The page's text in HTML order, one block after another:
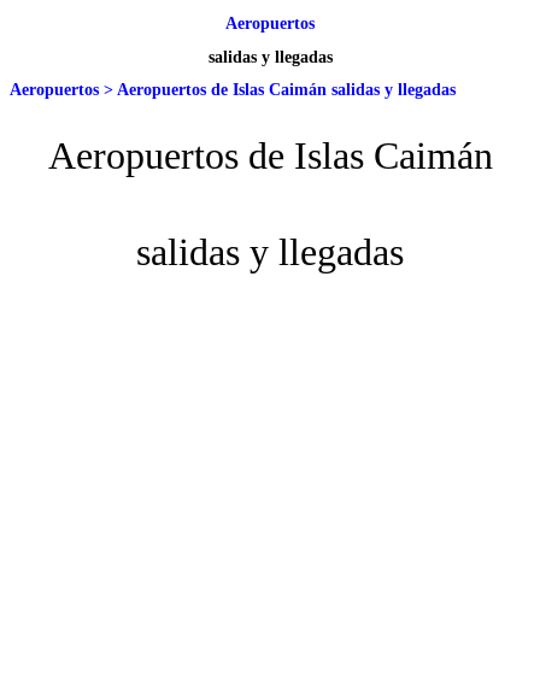
Aeropuertos
salidas y llegadas
Aeropuertos > Aeropuertos de Islas Caimán salidas y llegadas
Aeropuertos de Islas Caimán
salidas y llegadas